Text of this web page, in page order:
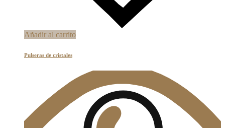
Añadir al carrito
Pulseras de cristales